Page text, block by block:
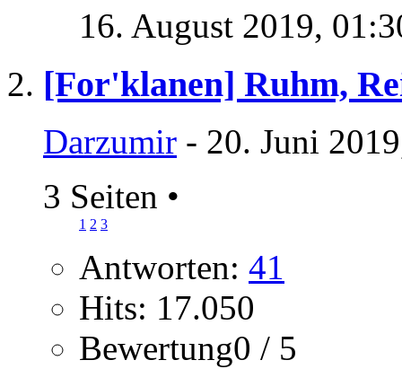
16. August 2019,
[For'klanen] Ruhm,
Darzumir - 20. Juni
3 Seiten •
1 2 3
Antworten: 41
Hits: 17.050
Bewertung0 / 5